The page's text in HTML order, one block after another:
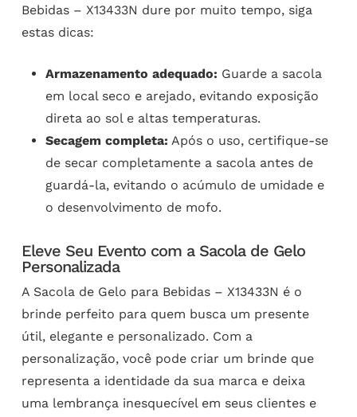
Bebidas – X13433N dure por muito tempo, siga
estas dicas:
Armazenamento adequado: Guarde a sacola
em local seco e arejado, evitando exposição
direta ao sol e altas temperaturas.
Secagem completa: Após o uso, certifique-se
de secar completamente a sacola antes de
guardá-la, evitando o acúmulo de umidade e
o desenvolvimento de mofo.
Eleve Seu Evento com a Sacola de Gelo
Personalizada
A Sacola de Gelo para Bebidas – X13433N é o
brinde perfeito para quem busca um presente
útil, elegante e personalizado. Com a
personalização, você pode criar um brinde que
representa a identidade da sua marca e deixa
uma lembrança inesquecível em seus clientes e